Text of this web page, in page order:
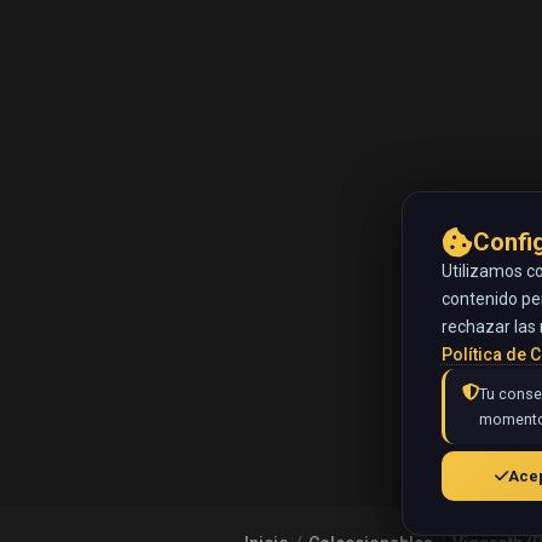
Utilizamos
contenido
rechazar las
Política de
Tu